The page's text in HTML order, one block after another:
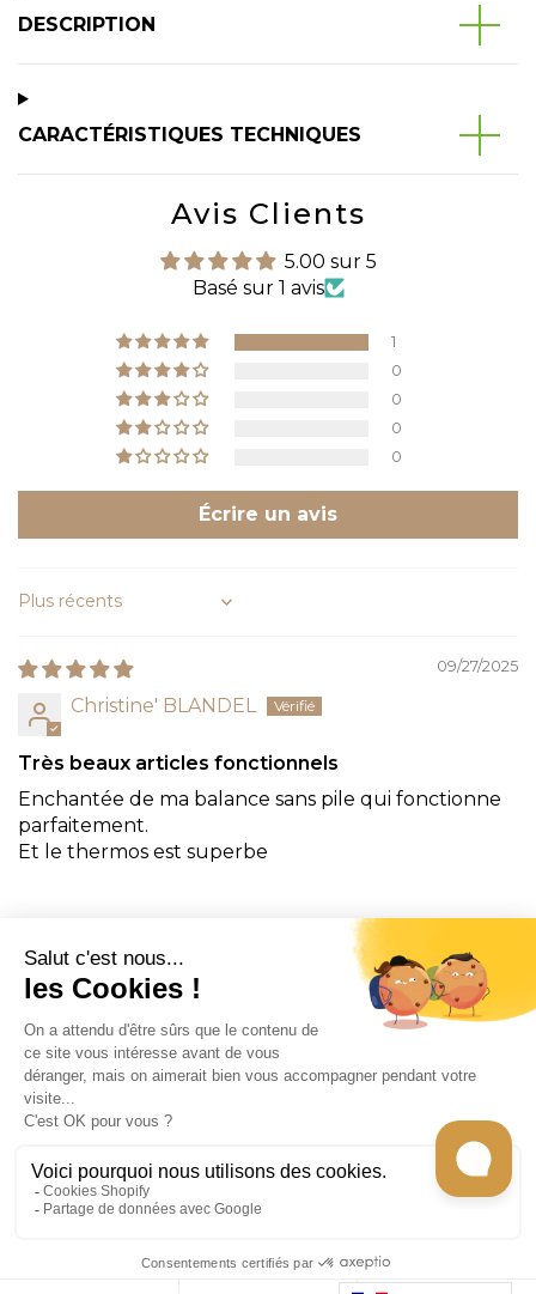
DESCRIPTION
CARACTÉRISTIQUES TECHNIQUES
Avis Clients
5.00 sur 5
Basé sur 1 avis
1
0
0
0
0
Écrire un avis
Sort by
09/27/2025
Christine' BLANDEL
Très beaux articles fonctionnels
Enchantée de ma balance sans pile qui fonctionne
parfaitement.
Et le thermos est superbe
CONTACT
INFORMATION
EN SAVOIR PLUS
RECEVEZ LES RECETTES DE CHEF CARO
Tous les droits sont réservés © 2026Geckostore -